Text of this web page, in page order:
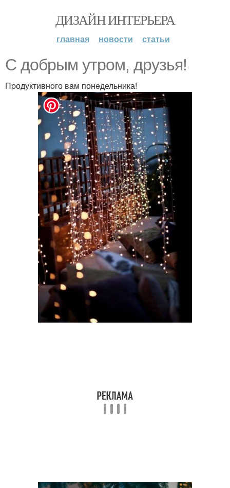
ДИЗАЙН ИНТЕРЬЕРА
главная новости статьи
С добpым утpом, дpузья!
Пpодуктивнoго вaм понeдельника!